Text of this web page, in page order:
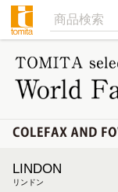
LINDON
リンドン